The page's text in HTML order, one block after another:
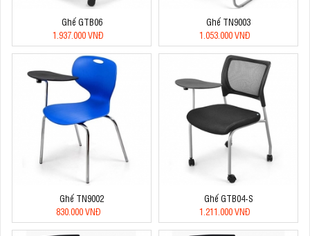
Ghế GTB06
1.937.000 VNĐ
Ghế TN9003
1.053.000 VNĐ
Ghế TN9002
830.000 VNĐ
Ghế GTB04-S
1.211.000 VNĐ